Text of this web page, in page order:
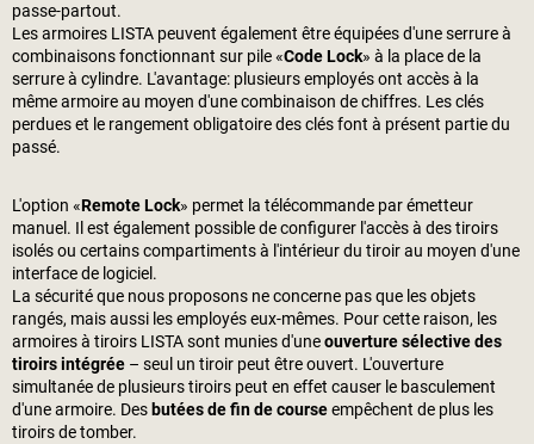
passe-partout.
Les armoires LISTA peuvent également être équipées d'une serrure à
combinaisons fonctionnant sur pile «Code Lock» à la place de la
serrure à cylindre. L'avantage: plusieurs employés ont accès à la
même armoire au moyen d'une combinaison de chiffres. Les clés
perdues et le rangement obligatoire des clés font à présent partie du
passé.
L'option «Remote Lock» permet la télécommande par émetteur
manuel. Il est également possible de configurer l'accès à des tiroirs
isolés ou certains compartiments à l'intérieur du tiroir au moyen d'une
interface de logiciel.
La sécurité que nous proposons ne concerne pas que les objets
rangés, mais aussi les employés eux-mêmes. Pour cette raison, les
armoires à tiroirs LISTA sont munies d'uneouverture sélective des
tiroirs intégrée – seul un tiroir peut être ouvert. L'ouverture
simultanée de plusieurs tiroirs peut en effet causer le basculement
d'une armoire. Des butées de fin de courseempêchent de plus les
tiroirs de tomber.